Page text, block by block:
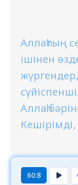
Аллаһтың
ішінен
Аллаһ
60:8